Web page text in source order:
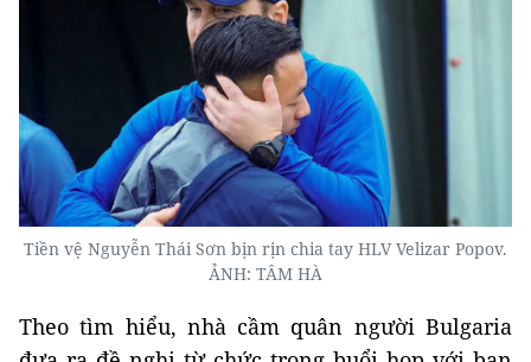
Tiền vệ Nguyễn Thái Sơn bịn rịn chia tay HLV Velizar Popov.
ẢNH: TÂM HÀ
Theo tìm hiểu, nhà cầm quân người Bulgaria